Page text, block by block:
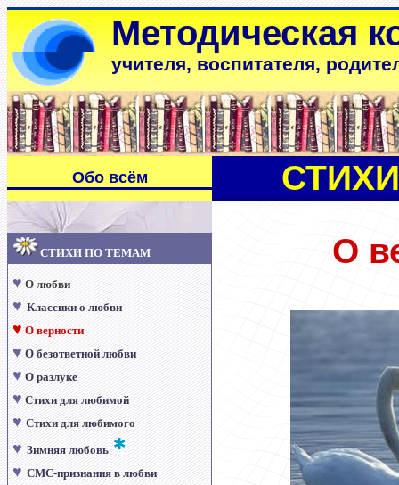
Методическая
учителя, воспитателя,
Обо всём
СТИХИ ПО ТЕМАМ
♥ О любви
♥ Классики о любви
♥ О верности
♥ О безответной любви
♥ О разлуке
♥ Стихи для любимой
♥ Стихи для любимого
♥ Зимняя любовь
♥ СМС-признания в любви
О